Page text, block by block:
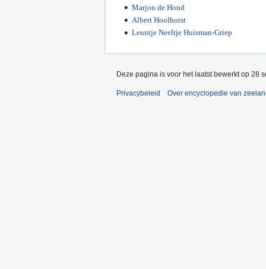
Marjon de Hond
Albert Hoolhorst
Leuntje Neeltje Huisman-Griep
Deze pagina is voor het laatst bewerkt op 28
Privacybeleid Over encyclopedie van